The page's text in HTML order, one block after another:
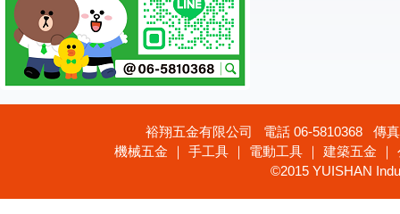
裕翔五金有限公司 電話 06-5810368 傳
機械五金 ｜ 手工具 ｜ 電動工具 ｜ 建築五金
©2015 YUISHAN